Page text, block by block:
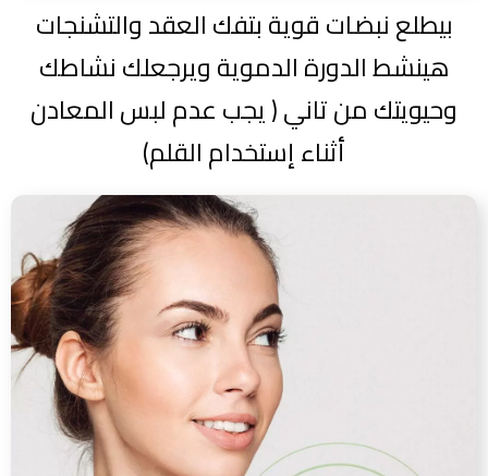
بيطلع نبضات قوية بتفك العقد والتشنجات
هينشط الدورة الدموية ويرجعلك نشاطك
وحيويتك من تاني ( يجب عدم لبس المعادن
أثناء إستخدام القلم)